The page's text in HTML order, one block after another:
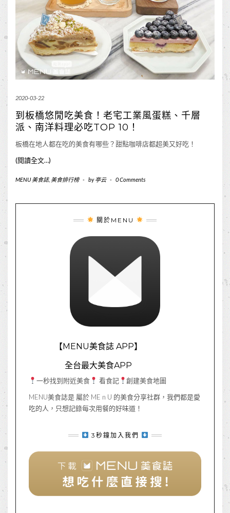
2020-03-22
到板橋悠閒吃美食！老宅工業風蛋糕、千層
派、南洋料理必吃TOP 10！
板橋在地人都在吃的美食有哪些？甜點咖啡店都超美又好吃！
(閱讀全文…)
MENU 美食誌, 美食排行榜 - by亭云 - 0 Comments
關於MENU
【MENU美食誌 APP】
全台最大美食APP
一秒找到附近美食 看食記
創建美食地圖
MENU美食誌是 屬於 ME n U 的美食分享社群，我們都是愛
吃的人，只想記錄每次用餐的好味道！
3秒鐘加入我們